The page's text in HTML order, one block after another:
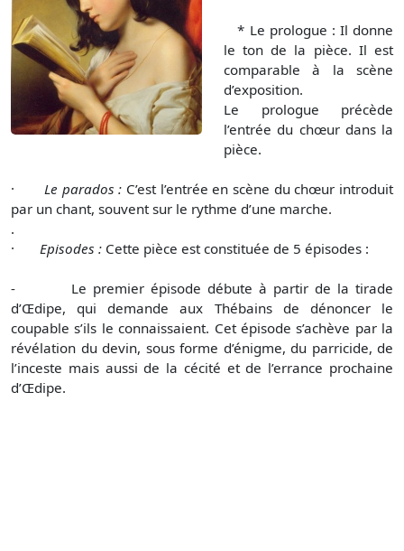
* Le prologue : Il donne
le ton de la pièce. Il est
comparable à la scène
d’exposition.
Le prologue précède
l’entrée du chœur dans la
pièce.
· Le parados : C’est l’entrée en scène du chœur introduit
par un chant, souvent sur le rythme d’une marche.
.
· Episodes : Cette pièce est constituée de 5 épisodes :
- Le premier épisode débute à partir de la tirade
d’Œdipe, qui demande aux Thébains de dénoncer le
coupable s’ils le connaissaient. Cet épisode s’achève par la
révélation du devin, sous forme d’énigme, du parricide, de
l’inceste mais aussi de la cécité et de l’errance prochaine
d’Œdipe.